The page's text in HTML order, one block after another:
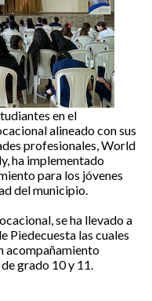
en el
alineado con sus
profesionales, World
ha implementado
para los jóvenes
del municipio.
se ha llevado a
Piedecuesta las cuales
acompañamiento
grado 10 y 11.